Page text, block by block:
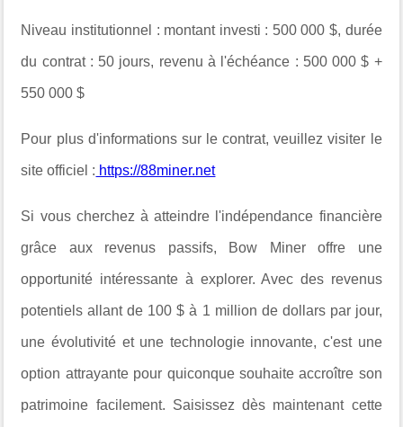
Niveau institutionnel : montant investi : 500 000 $, durée
du contrat : 50 jours, revenu à l'échéance : 500 000 $ +
550 000 $
Pour plus d'informations sur le contrat, veuillez visiter le
site officiel : https://88miner.net
Si vous cherchez à atteindre l'indépendance financière
grâce aux revenus passifs, Bow Miner offre une
opportunité intéressante à explorer. Avec des revenus
potentiels allant de 100 $ à 1 million de dollars par jour,
une évolutivité et une technologie innovante, c'est une
option attrayante pour quiconque souhaite accroître son
patrimoine facilement. Saisissez dès maintenant cette